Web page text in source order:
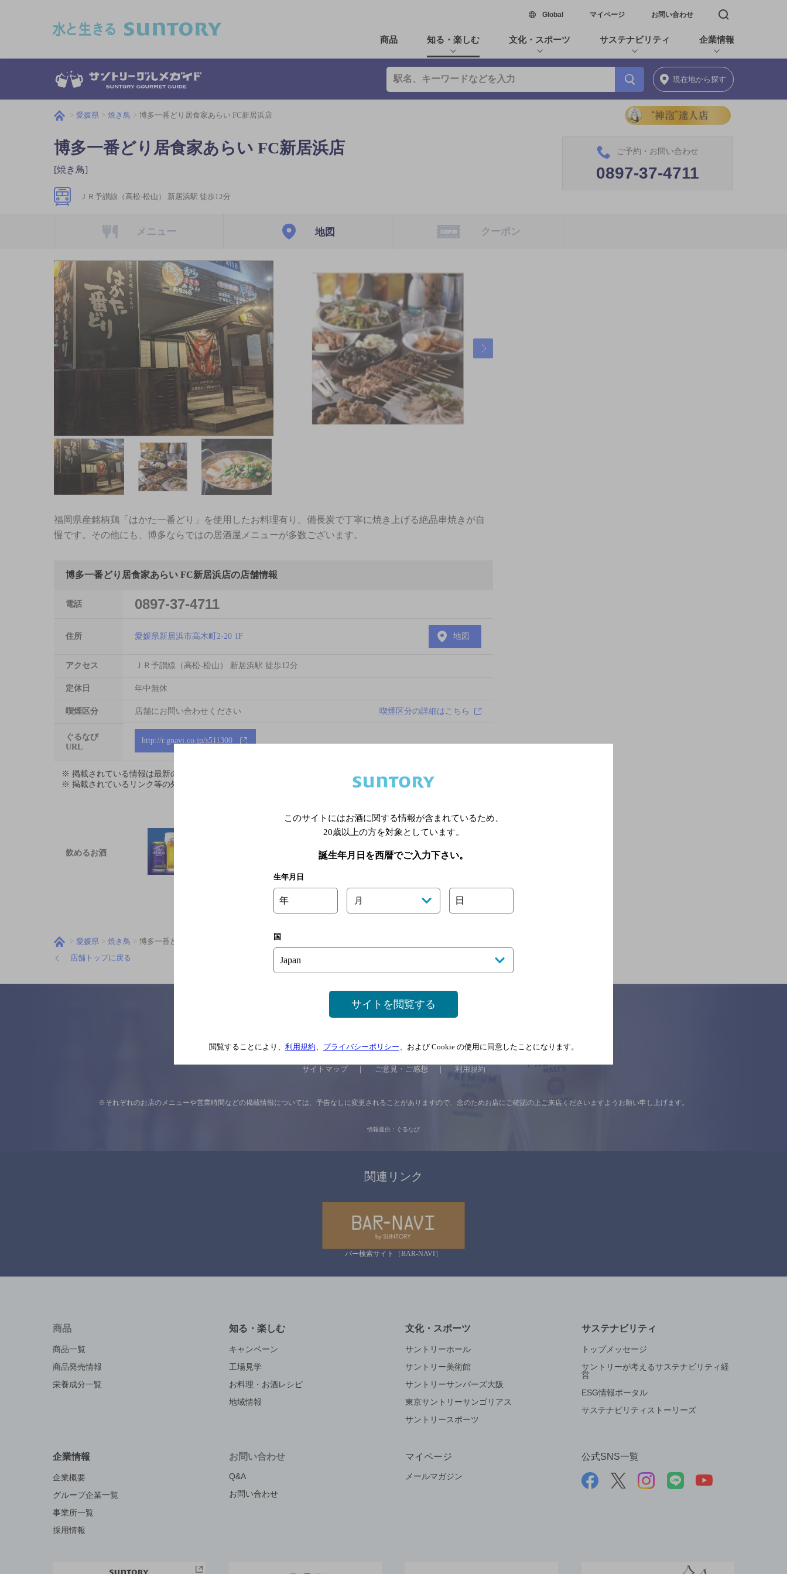
Global新しいウィンドウで開く
マイページ お問い合わせ 検索窓を開く
商品 知る・楽しむ 文化・スポーツ サステナビリティ 企業情報
現在地から探す
愛媛県 焼き鳥 博多一番どり居食家あらい FC新居浜店
博多一番どり居食家あらい FC新居浜店
[焼き鳥]
ＪＲ予讃線（高松-松山） 新居浜駅 徒歩12分
ご予約・お問い合わせ
0897-37-4711
メニュー 地図 クーポン
福岡県産銘柄鶏「はかた一番どり」を使用したお料理有り。備長炭で丁寧に焼き上げる絶品串焼きが自
慢です。その他にも、博多ならではの居酒屋メニューが多数ございます。
博多一番どり居食家あらい FC新居浜店の店舗情報
電話 0897-37-4711
住所 愛媛県新居浜市高木町2-20 1F 地図
アクセス ＪＲ予讃線（高松-松山） 新居浜駅 徒歩12分
定休日 年中無休
喫煙区分 店舗にお問い合わせください 喫煙区分の詳細はこちら
ぐるなび
URL
http://r.gnavi.co.jp/s511300
※ 掲載されている情報は最新の内容と異なる場合があります。詳しくはお店にお問い合わせください。
※ 掲載されているリンク等の外部コンテンツはお客様のご判断でご利用ください。
飲めるお酒
愛媛県 焼き鳥
博多一番どり居食家あらい FC新居浜店
店舗トップに戻る
サイトマップ ご意見・ご感想 利用規約
※それぞれのお店のメニューや営業時間などの掲載情報については、 予告なしに変更されることがありますので、 念のためお店にご確認の上ご来店くださいますようお願い申し上げます。
情報提供：ぐるなび
関連リンク
バー検索サイト［BAR-NAVI］
商品
商品一覧
商品発売情報
栄養成分一覧
知る・楽しむ
キャンペーン
工場見学
お料理・お酒レシピ
地域情報
文化・スポーツ
サントリーホール
サントリー美術館
サントリーサンバーズ大阪
東京サントリーサンゴリアス
サントリースポーツ
サステナビリティ
トップメッセージ
サントリーが考えるサステナビリティ経
営
ESG情報ポータル
サステナビリティストーリーズ
企業情報
企業概要
グループ企業一覧
事業所一覧
採用情報
お問い合わせ
Q&A
お問い合わせ
マイページ
メールマガジン
公式SNS一覧
このサイトにはお酒に関する情報が含まれているため、
20歳以上の方を対象としています。
誕生年月日を西暦でご入力下さい。
生年月日
年 月 日
国
サイトを閲覧する
閲覧することにより、 利用規約、 プライバシーポリシー、および Cookie の使用に同意したことになります。